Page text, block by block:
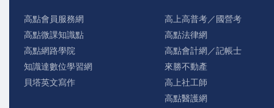
高點會員服務網
高點微課知識點
高點網路學院
知識達數位學習網
貝塔英文寫作
高上高普考／國營考
高點法律網
高點會計網／記帳士
來勝不動產
高上社工師
高點醫護網